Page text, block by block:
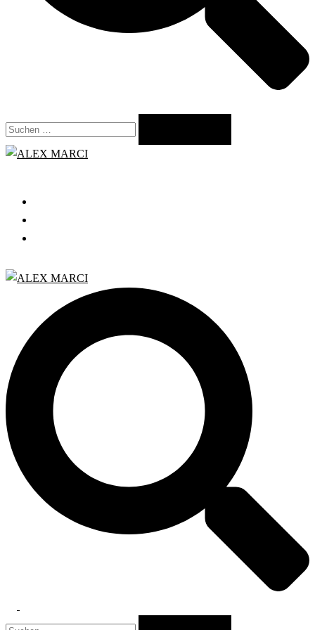
Suchen
nach:
menu
Suchen